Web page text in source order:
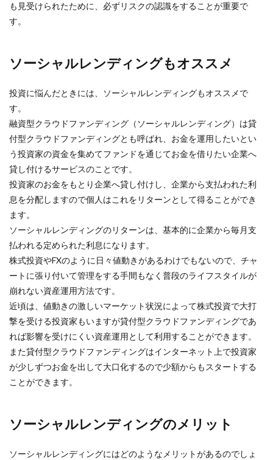
も見受けられたために、必ずリスクの認識をすることが重要で
す。
ソーシャルレンディングもオススメ
投資に悩んだときには、ソーシャルレンディングもオススメで
す。
融資型クラウドファンディング（ソーシャルレンディング）は貸
付型クラウドファンディングとも呼ばれ、お金を運用したいとい
う投資家の資金を集めてファンドを通じてお金を借りたい企業へ
貸し付けるサービスのことです。
投資家のお金をもとり企業へ貸し付けし、企業から支払われた利
息を分配しますので個人はこれをリターンとして得ることができ
ます。
ソーシャルレンディングのリターンは、基本的に企業から毎月支
払われる定められた利息になります。
株式投資やFXのように日々値動きがあるわけでもないので、チャ
ートに張り付いて管理をする手間もなく普段のライフスタイルが
崩れない資産運用方法です。
近頃は、値動きの激しいマーケット状況によって株式投資で大打
撃を受ける投資家もいますが貸付型クラウドファンディングであ
れば影響を受けにくい資産運用として利用することができます。
また貸付型クラウドファンディングはインターネット上で投資家
が少しずつお金を出して大口化するので少額からもスタートする
ことができます。
ソーシャルレンディングのメリット
ソーシャルレンディングにはどのようなメリットがあるのでしょ